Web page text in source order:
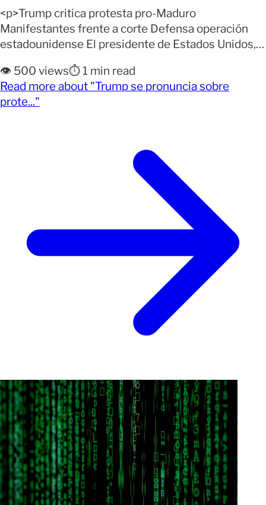
<p>Trump critica protesta pro-Maduro
Manifestantes frente a corte Defensa operación
estadounidense El presidente de Estados Unidos,
manifestantes que protestaron en Nueva York por
la detención de Nicolás Maduro, expresiones que
generaron reacciones por su tono y contenido. La
👁️ 500 views⏱️ 1 min read
Read more about "Trump se pronuncia sobre
prote..."